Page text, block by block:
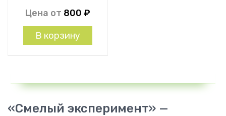
Цена от 800 ₽
В корзину
«Смелый эксперимент» —